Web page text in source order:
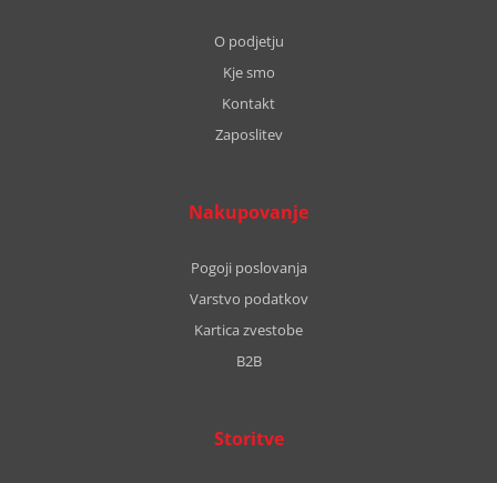
O podjetju
Kje smo
Kontakt
Zaposlitev
Nakupovanje
Pogoji poslovanja
Varstvo podatkov
Kartica zvestobe
B2B
Storitve